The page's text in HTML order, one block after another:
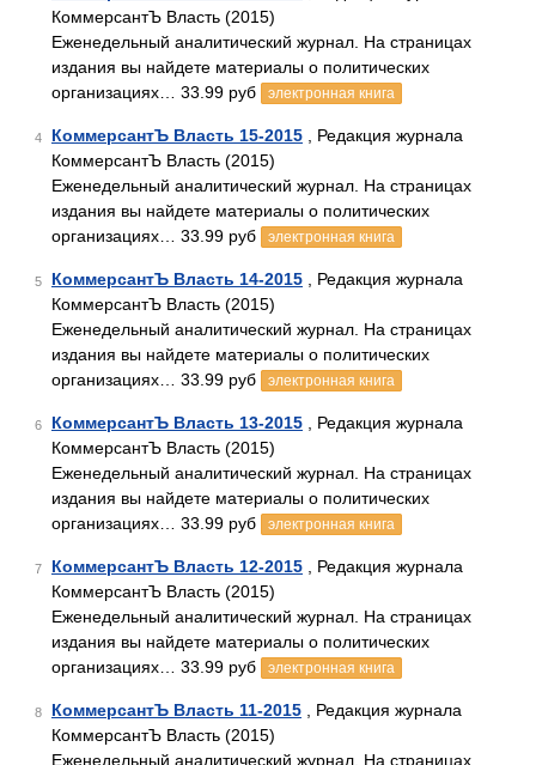
КоммерсантЪ Власть (2015)
Еженедельный аналитический журнал. На страницах
издания вы найдете материалы о политических
организациях… 33.99 руб
электронная книга
4 КоммерсантЪ Власть 15-2015 , Редакция журнала
КоммерсантЪ Власть (2015)
Еженедельный аналитический журнал. На страницах
издания вы найдете материалы о политических
организациях… 33.99 руб
электронная книга
5 КоммерсантЪ Власть 14-2015 , Редакция журнала
КоммерсантЪ Власть (2015)
Еженедельный аналитический журнал. На страницах
издания вы найдете материалы о политических
организациях… 33.99 руб
электронная книга
6 КоммерсантЪ Власть 13-2015 , Редакция журнала
КоммерсантЪ Власть (2015)
Еженедельный аналитический журнал. На страницах
издания вы найдете материалы о политических
организациях… 33.99 руб
электронная книга
7 КоммерсантЪ Власть 12-2015 , Редакция журнала
КоммерсантЪ Власть (2015)
Еженедельный аналитический журнал. На страницах
издания вы найдете материалы о политических
организациях… 33.99 руб
электронная книга
8 КоммерсантЪ Власть 11-2015 , Редакция журнала
КоммерсантЪ Власть (2015)
Еженедельный аналитический журнал. На страницах